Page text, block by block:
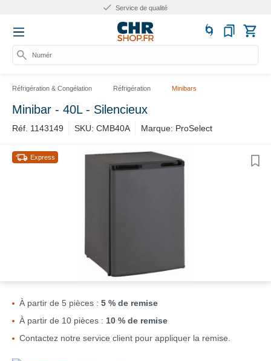
Service de qualité
Numéro
Réfrigération & Congélation Réfrigération Minibars
Minibar - 40L - Silencieux
Réf. 1143149 SKU: CMB40A Marque: ProSelect
Express
À partir de 5 pièces : 5 % de remise
À partir de 10 pièces : 10 % de remise
Contactez notre service client pour appliquer la remise.